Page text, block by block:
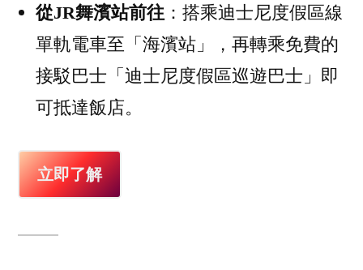
從JR舞濱站前往：搭乘迪士尼度假區線
單軌電車至「海濱站」，再轉乘免費的
接駁巴士「迪士尼度假區巡遊巴士」即
可抵達飯店。
立即了解